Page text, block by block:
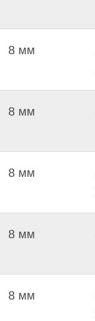
8 мм
8 мм
8 мм
8 мм
8 мм